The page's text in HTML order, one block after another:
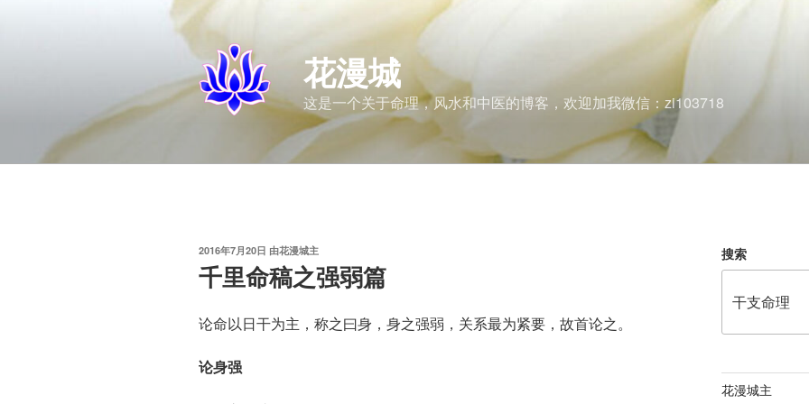
花漫城
这是一个关于命理，风水和中医的博客，欢迎加我微信：zi103718
发
布
于
2016年7月20日 由花漫城主
千里命稿之强弱篇
论命以日干为主，称之曰身，身之强弱，关系最为紧要，故首论之。
论身强
搜索
花漫城主